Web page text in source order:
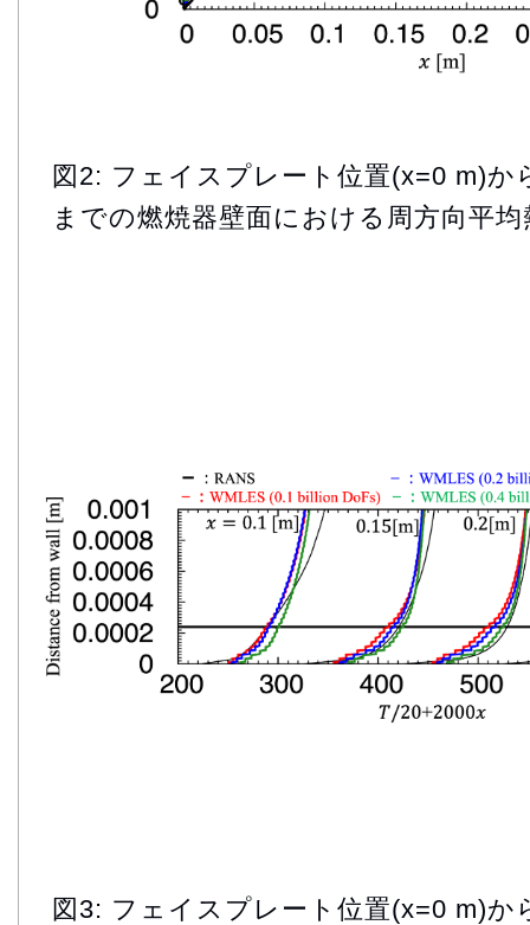
図2: フェイスプレート位置(x=0 m)か
までの燃焼器壁面における周方向平
図3: フェイスプレート位置(x=0 m)か